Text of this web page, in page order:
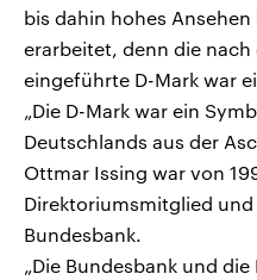
bis dahin hohes
erarbeitet, denn die
eingeführte D-Mark war
„Die D-Mark war ein
Deutschlands aus der
Ottmar Issing war von
Direktoriumsmitglied
Bundesbank.
„Die Bundesbank und